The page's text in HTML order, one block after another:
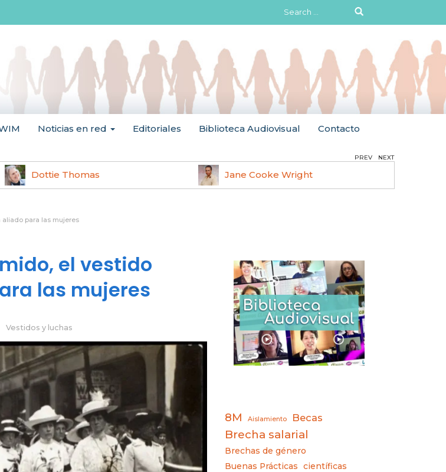
Search
for:
Noticias en red Editoriales Biblioteca Audiovisual Contacto
Dottie Thomas Jane Cooke Wright
PREV NEXT
para las mujeres
el vestido
las mujeres
Vestidos y luchas
8M Aislamiento Becas
Brecha salarial
Brechas de género
Buenas Prácticas
científicas